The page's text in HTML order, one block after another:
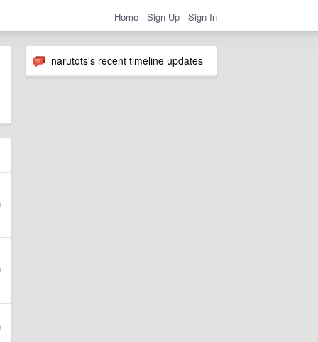
Home Sign Up Sign In
narutots's recent timeline updates